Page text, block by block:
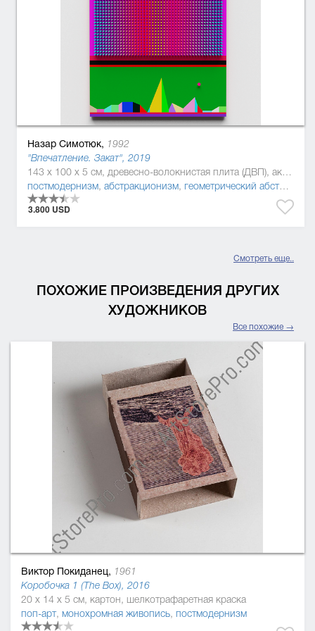
Назар Симотюк, 1992
"Впечатление. Закат", 2019
143 x 100 x 5 см, древесно-волокнистая плита (ДВП), акриловая краска, Дерево, полиуретан
постмодернизм, абстракционизм, геометрический абстракционизм
3.800 USD
Смотреть еще..
ПОХОЖИЕ ПРОИЗВЕДЕНИЯ ДРУГИХ
ХУДОЖНИКОВ
Все похожие →
Виктор Покиданец, 1961
Коробочка 1 (The Box), 2016
20 x 14 x 5 см, картон, шелкотрафаретная краска
поп-арт, монохромная живопись, постмодернизм